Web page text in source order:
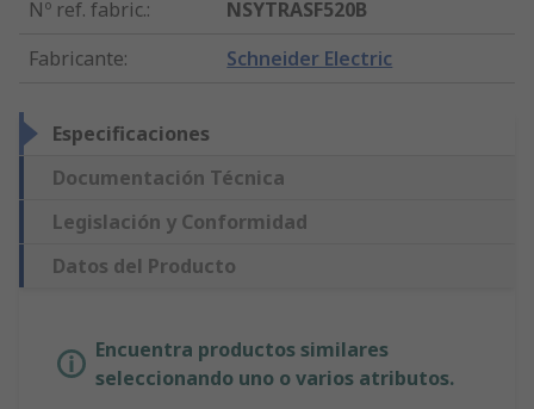
Nº ref. fabric.:
NSYTRASF520B
Fabricante: Schneider Electric
Especificaciones
Documentación Técnica
Legislación y Conformidad
Datos del Producto
Encuentra productos similares
seleccionando uno o varios atributos.